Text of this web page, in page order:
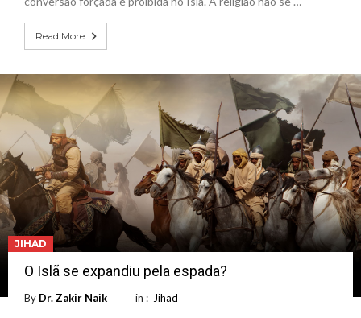
Read More
JIHAD
O Islã se expandiu pela espada?
By Dr. Zakir Naik in : Jihad